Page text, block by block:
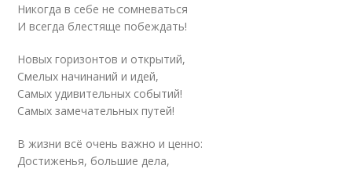
Никогда в себе не сомневаться
И всегда блестяще побеждать!
Новых горизонтов и открытий,
Смелых начинаний и идей,
Самых удивительных событий!
Самых замечательных путей!
В жизни всё очень важно и ценно:
Достиженья, большие дела,